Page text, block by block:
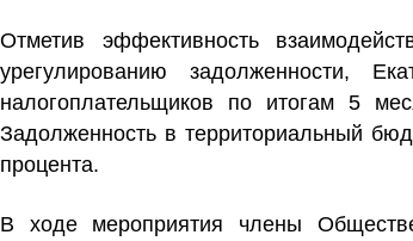
Отметив эффективность
урегулированию задолженности,
налогоплательщиков по итогам 5
Задолженность в территориальный
процента.
В ходе мероприятия члены